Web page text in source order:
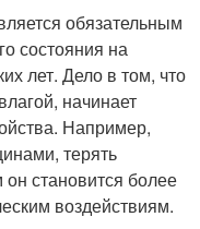
обязательным
состояния на
лет. Дело в том, что
начинает
Например,
терять
он становится более
воздействиям.